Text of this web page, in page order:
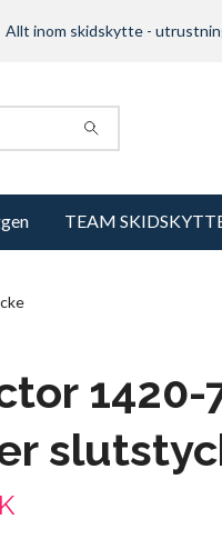
Allt inom skidskytte -
TEAM